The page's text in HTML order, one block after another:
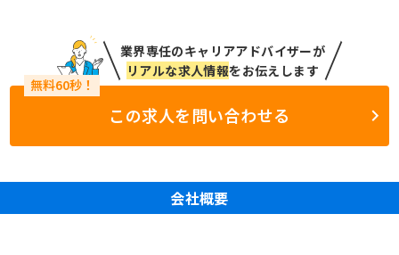
業界専任のキャリアアドバイザーが
リアルな求人情報をお伝えします
この求人を問い合わせる
会社概要